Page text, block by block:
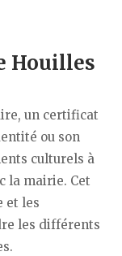
Houilles
un certificat
ou son
culturels à
la mairie. Cet
et les
les différents